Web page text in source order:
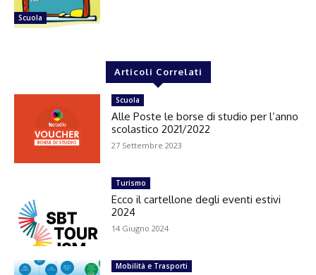
Scuola
Articoli Correlati
Scuola
Alle Poste le borse di studio per l’anno
scolastico 2021/2022
27 Settembre 2023
Turismo
Ecco il cartellone degli eventi estivi
2024
14 Giugno 2024
Mobilità e Trasporti